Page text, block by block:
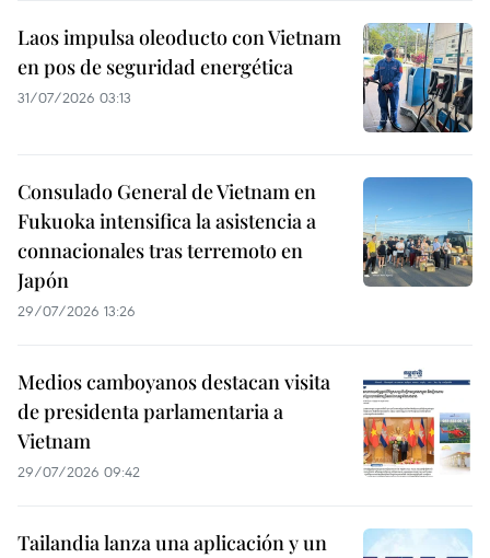
Laos impulsa oleoducto con Vietnam
en pos de seguridad energética
31/07/2026 03:13
Consulado General de Vietnam en
Fukuoka intensifica la asistencia a
connacionales tras terremoto en
Japón
29/07/2026 13:26
Medios camboyanos destacan visita
de presidenta parlamentaria a
Vietnam
29/07/2026 09:42
Tailandia lanza una aplicación y un